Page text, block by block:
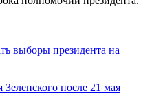
выборы президента на
после 21 мая